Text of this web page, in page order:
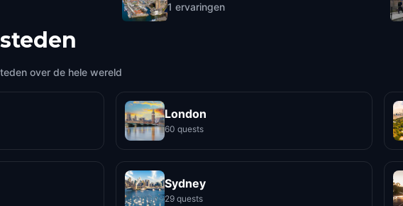
1 ervaringen
over de hele wereld
London
60 quests
Sydney
29 quests